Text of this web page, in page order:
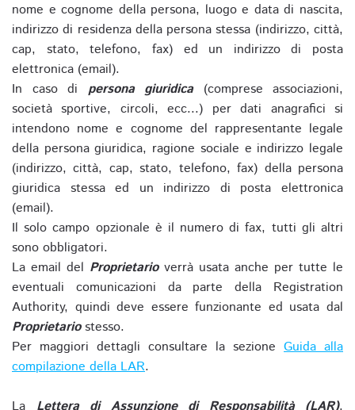
nome e cognome della persona, luogo e data di nascita,
indirizzo di residenza della persona stessa (indirizzo, città,
cap, stato, telefono, fax) ed un indirizzo di posta
elettronica (email).
In caso di persona giuridica(comprese associazioni,
società sportive, circoli, ecc...) per dati anagrafici si
intendono nome e cognome del rappresentante legale
della persona giuridica, ragione sociale e indirizzo legale
(indirizzo, città, cap, stato, telefono, fax) della persona
giuridica stessa ed un indirizzo di posta elettronica
(email).
Il solo campo opzionale è il numero di fax, tutti gli altri
sono obbligatori.
La email del Proprietarioverrà usata anche per tutte le
eventuali comunicazioni da parte della Registration
Authority, quindi deve essere funzionante ed usata dal
Proprietariostesso.
Per maggiori dettagli consultare la sezione Guida alla
compilazione della LAR.